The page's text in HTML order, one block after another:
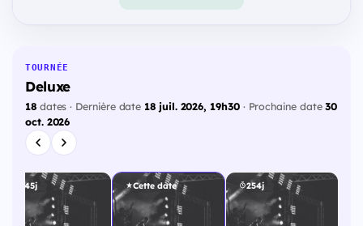
TOURNÉE
Deluxe
18dates · Dernière date 18 juil. 2026, 19h30· Prochaine date30
oct. 2026
245j Cette date 254j